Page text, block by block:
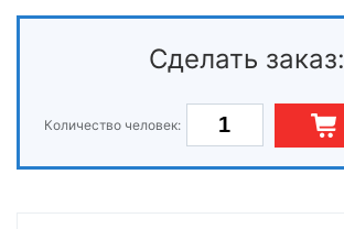
Сделать заказ:
Количество человек: